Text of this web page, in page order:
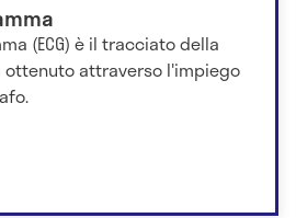
(ECG) è il tracciato della
attraverso l'impiego